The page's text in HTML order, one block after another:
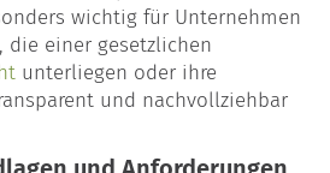
& Lackierer
Dachdecker
wichtig für Unternehmen
die einer gesetzlichen
unterliegen oder ihre
und nachvollziehbar